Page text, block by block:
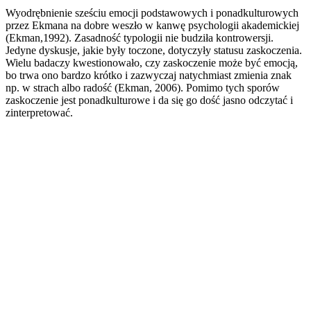
Wyodrębnienie sześciu emocji podstawowych i ponadkulturowych
przez Ekmana na dobre weszło w kanwę psychologii akademickiej
(Ekman,1992). Zasadność typologii nie budziła kontrowersji.
Jedyne dyskusje, jakie były toczone, dotyczyły statusu zaskoczenia.
Wielu badaczy kwestionowało, czy zaskoczenie może być emocją,
bo trwa ono bardzo krótko i zazwyczaj natychmiast zmienia znak
np. w strach albo radość (Ekman, 2006). Pomimo tych sporów
zaskoczenie jest ponadkulturowe i da się go dość jasno odczytać i
zinterpretować.